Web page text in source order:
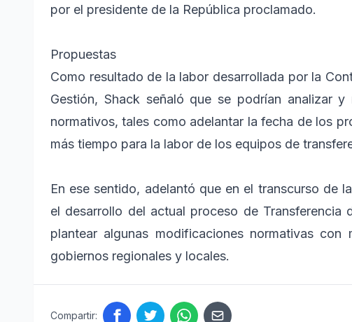
por el presidente de la República proclamado.
Propuestas
Como resultado de la labor desarrollada por la
Gestión, Shack señaló que se podrían analizar
normativos, tales como adelantar la fecha de los
más tiempo para la labor de los equipos de
En ese sentido, adelantó que en el transcurso de
el desarrollo del actual proceso de Transferencia
plantear algunas modificaciones normativas
gobiernos regionales y locales.
Compartir: